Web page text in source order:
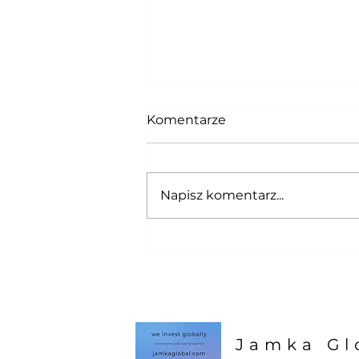
Komentarze
Napisz komentarz...
Jamka